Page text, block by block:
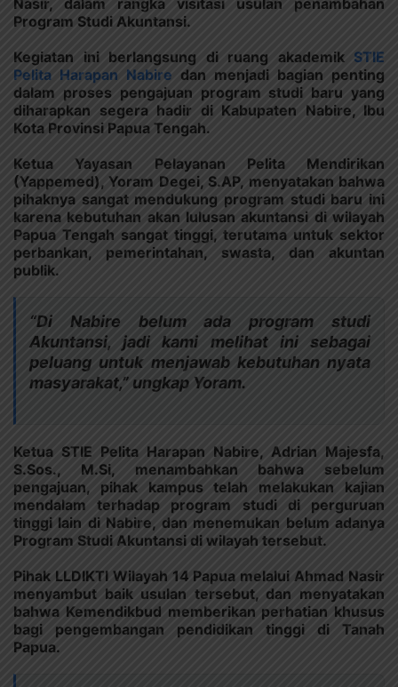
Program Studi Akuntansi.
Kegiatan ini berlangsung di ruang akademik STIE
Pelita Harapan Nabire dan menjadi bagian penting
dalam proses pengajuan program studi baru yang
diharapkan segera hadir di Kabupaten Nabire, Ibu
Kota Provinsi Papua Tengah.
Ketua Yayasan Pelayanan Pelita Mendirikan
(Yappemed), Yoram Degei, S.AP, menyatakan bahwa
pihaknya sangat mendukung program studi baru ini
karena kebutuhan akan lulusan akuntansi di wilayah
Papua Tengah sangat tinggi, terutama untuk sektor
perbankan, pemerintahan, swasta, dan akuntan
publik.
“Di Nabire belum ada program studi
Akuntansi, jadi kami melihat ini sebagai
peluang untuk menjawab kebutuhan nyata
masyarakat,” ungkap Yoram.
Ketua STIE Pelita Harapan Nabire, Adrian Majesfa,
S.Sos., M.Si, menambahkan bahwa sebelum
pengajuan, pihak kampus telah melakukan kajian
mendalam terhadap program studi di perguruan
tinggi lain di Nabire, dan menemukan belum adanya
Program Studi Akuntansi di wilayah tersebut.
Pihak LLDIKTI Wilayah 14 Papua melalui Ahmad Nasir
menyambut baik usulan tersebut, dan menyatakan
bahwa Kemendikbud memberikan perhatian khusus
bagi pengembangan pendidikan tinggi di Tanah
Papua.